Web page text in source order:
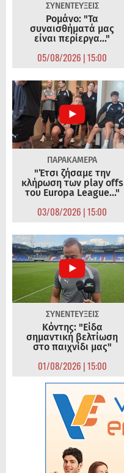
ΣΥΝΕΝΤΕΥΞΕΙΣ
Ρομάνο: "Τα
συναισθήματά μας
είναι περίεργα..."
05/08/2026 | 15:00
ΠΑΡΑΚΑΜΕΡΑ
"Έτσι ζήσαμε την
κλήρωση των play offs
του Europa League..."
03/08/2026 | 15:00
ΣΥΝΕΝΤΕΥΞΕΙΣ
Κόντης: "Είδα
σημαντική βελτίωση
στο παιχνίδι μας"
01/08/2026 | 15:00